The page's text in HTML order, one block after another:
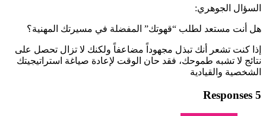
السؤال الجوهري:
هل أنت مستعد لطلب “قهوتك” المفضلة في مسيرتك المهنية؟
إذا كنت تشعر أنك تبذل مجهوداً مضاعفاً ولكنك لا تزال تحصل على
نتائج لا تشبه طموحك، فقد حان الوقت لإعادة صياغة استراتيجيتك
الشخصية والقيادية
5 Responses